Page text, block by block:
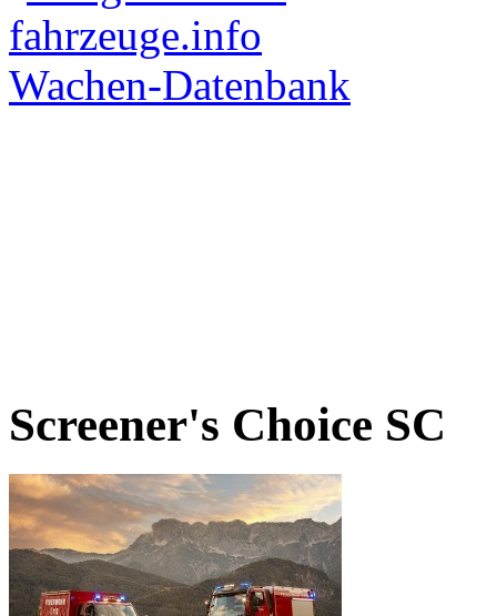
Screener's Choice SC